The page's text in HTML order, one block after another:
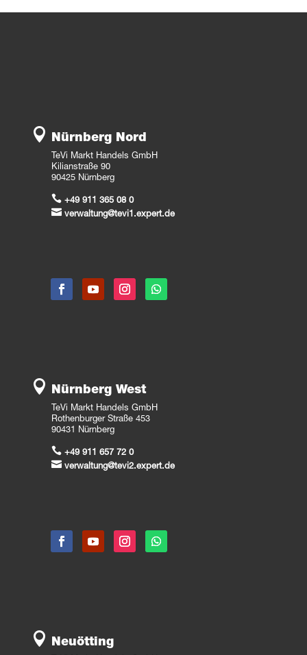
 Nürnberg Nord
TeVi Markt Handels GmbH
Kilianstraße 90
90425 Nürnberg
 +49 911 365 08 0
 verwaltung@tevi1.expert.de
 Nürnberg West
TeVi Markt Handels GmbH
Rothenburger Straße 453
90431 Nürnberg
 +49 911 657 72 0
 verwaltung@tevi2.expert.de
 Neuötting